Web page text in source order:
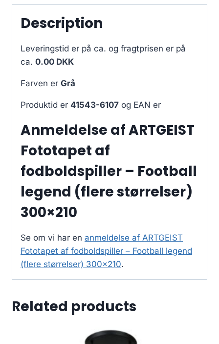
Description
Leveringstid er på ca. og fragtprisen er på
ca. 0.00 DKK
Farven er Grå
Produktid er 41543-6107 og EAN er
Anmeldelse af ARTGEIST
Fototapet af
fodboldspiller – Football
legend (flere størrelser)
300×210
Se om vi har en anmeldelse af ARTGEIST
Fototapet af fodboldspiller – Football legend
(flere størrelser) 300×210.
Related products